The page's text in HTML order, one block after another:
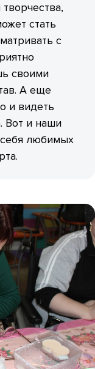
стать
с
своими
А еще
и видеть
Вот и наши
любимых